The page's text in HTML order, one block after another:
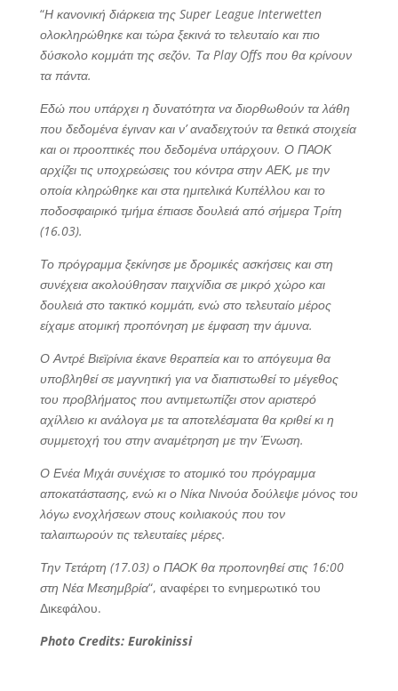
“Η κανονική διάρκεια της Super League Interwetten
ολοκληρώθηκε και τώρα ξεκινά το τελευταίο και πιο
δύσκολο κομμάτι της σεζόν. Τα Play Offs που θα κρίνουν
τα πάντα.
Εδώ που υπάρχει η δυνατότητα να διορθωθούν τα λάθη
που δεδομένα έγιναν και ν’ αναδειχτούν τα θετικά στοιχεία
και οι προοπτικές που δεδομένα υπάρχουν. Ο ΠΑΟΚ
αρχίζει τις υποχρεώσεις του κόντρα στην ΑΕΚ, με την
οποία κληρώθηκε και στα ημιτελικά Κυπέλλου και το
ποδοσφαιρικό τμήμα έπιασε δουλειά από σήμερα Τρίτη
(16.03).
Το πρόγραμμα ξεκίνησε με δρομικές ασκήσεις και στη
συνέχεια ακολούθησαν παιχνίδια σε μικρό χώρο και
δουλειά στο τακτικό κομμάτι, ενώ στο τελευταίο μέρος
είχαμε ατομική προπόνηση με έμφαση την άμυνα.
Ο Αντρέ Βιεϊρίνια έκανε θεραπεία και το απόγευμα θα
υποβληθεί σε μαγνητική για να διαπιστωθεί το μέγεθος
του προβλήματος που αντιμετωπίζει στον αριστερό
αχίλλειο κι ανάλογα με τα αποτελέσματα θα κριθεί κι η
συμμετοχή του στην αναμέτρηση με την Ένωση.
Ο Ενέα Μιχάι συνέχισε το ατομικό του πρόγραμμα
αποκατάστασης, ενώ κι ο Νίκα Νινούα δούλεψε μόνος του
λόγω ενοχλήσεων στους κοιλιακούς που τον
ταλαιπωρούν τις τελευταίες μέρες.
Την Τετάρτη (17.03) ο ΠΑΟΚ θα προπονηθεί στις 16:00
στη Νέα Μεσημβρία“, αναφέρει το ενημερωτικό του
Δικεφάλου.
Photo Credits: Eurokinissi